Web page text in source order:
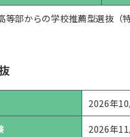
等部からの学校推薦型選抜（
2026年
2026年